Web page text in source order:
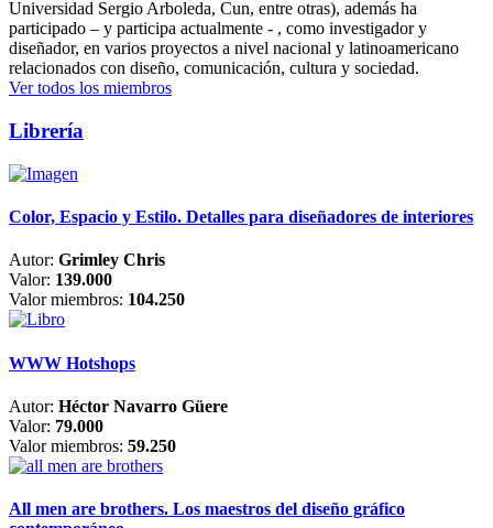
Universidad Sergio Arboleda, Cun, entre otras), además ha
participado – y participa actualmente - , como investigador y
diseñador, en varios proyectos a nivel nacional y latinoamericano
relacionados con diseño, comunicación, cultura y sociedad.
Ver todos los miembros
Librería
Color, Espacio y Estilo. Detalles para diseñadores de interiores
Autor: Grimley Chris
Valor: 139.000
Valor miembros: 104.250
WWW Hotshops
Autor: Héctor Navarro Güere
Valor: 79.000
Valor miembros: 59.250
All men are brothers. Los maestros del diseño gráfico